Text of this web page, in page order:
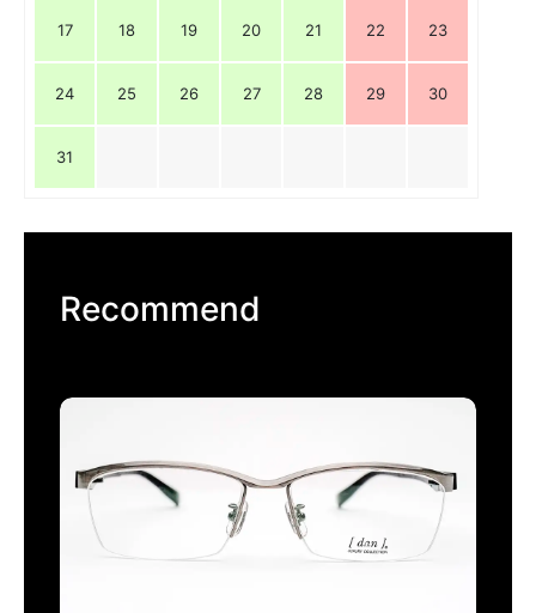
17 18 19 20 21 22 23
24 25 26 27 28 29 30
31
Recommend